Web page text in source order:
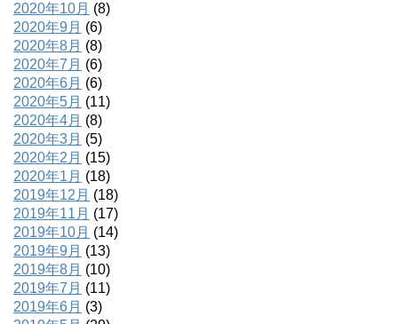
2020年10月 (8)
2020年9月 (6)
2020年8月 (8)
2020年7月 (6)
2020年6月 (6)
2020年5月 (11)
2020年4月 (8)
2020年3月 (5)
2020年2月 (15)
2020年1月 (18)
2019年12月 (18)
2019年11月 (17)
2019年10月 (14)
2019年9月 (13)
2019年8月 (10)
2019年7月 (11)
2019年6月 (3)